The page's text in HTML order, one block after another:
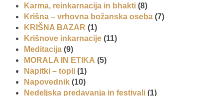
Karma, reinkarnacija in bhakti (8)
Krišna – vrhovna božanska oseba (7)
KRIŠNA BAZAR (1)
Krišnove inkarnacije (11)
Meditacija (9)
MORALA IN ETIKA (5)
Napitki – topli (1)
Napovednik (10)
Nedeljska predavanja in festivali (1)